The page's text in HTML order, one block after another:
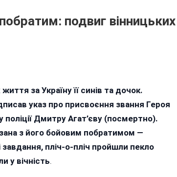
подвиг вінницьких
за Україну її синів та дочок.
указ про присвоєння звання Героя
поліції Дмитру Агат’єву (посмертно).
з його бойовим побратимом —
пліч-о-пліч пройшли пекло
у вічність.